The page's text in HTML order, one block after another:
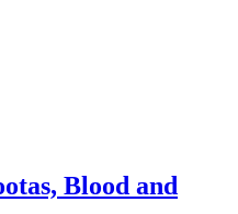
Blood and